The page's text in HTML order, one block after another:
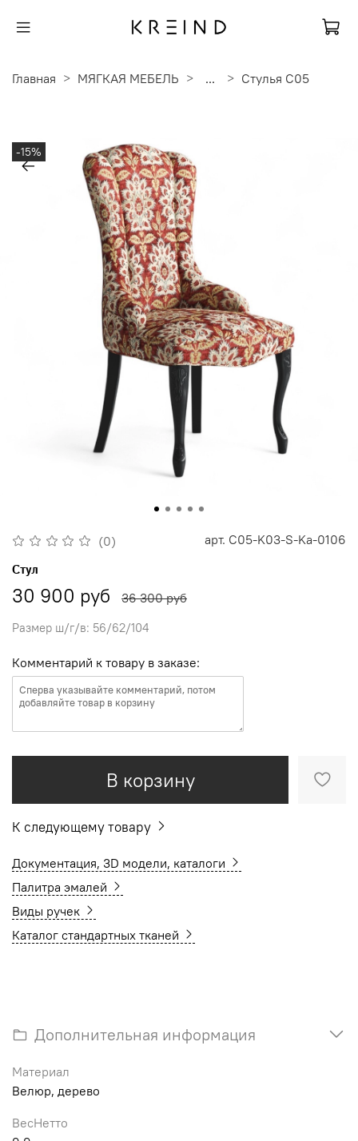
Главная МЯГКАЯ МЕБЕЛЬ ... Стулья C05
-15%
(0) арт. C05-K03-S-Ka-0106
Стул
30 900 руб 36 300 руб
Размер ш/г/в: 56/62/104
Комментарий к товару в заказе:
В корзину
К следующему товару
Документация, 3D модели, каталоги
Палитра эмалей
Виды ручек
Каталог стандартных тканей
Дополнительная информация
Материал
Велюр, дерево
ВесНетто